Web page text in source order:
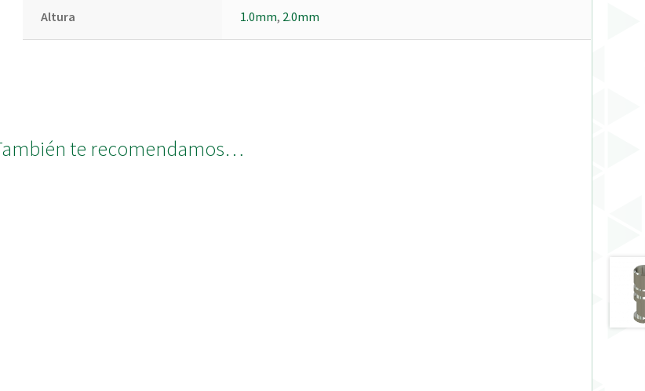
Altura 1.0mm, 2.0mm
te recomendamos…